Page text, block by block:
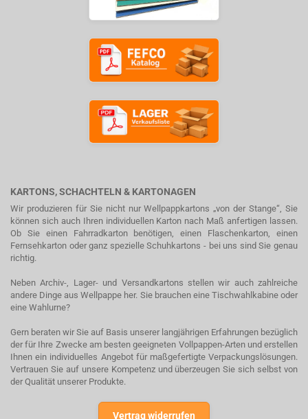
KARTONS, SCHACHTELN & KARTONAGEN
Wir produzieren für Sie nicht nur Wellpappkartons „von der Stange“, Sie
können sich auch Ihren individuellen Karton nach Maß anfertigen lassen.
Ob Sie einen Fahrradkarton benötigen, einen Flaschenkarton, einen
Fernsehkarton oder ganz spezielle Schuhkartons - bei uns sind Sie genau
richtig.
Neben Archiv-, Lager- und Versandkartons stellen wir auch zahlreiche
andere Dinge aus Wellpappe her. Sie brauchen eine Tischwahlkabine oder
eine Wahlurne?
Gern beraten wir Sie auf Basis unserer langjährigen Erfahrungen bezüglich
der für Ihre Zwecke am besten geeigneten Vollpappen-Arten und erstellen
Ihnen ein individuelles Angebot für maßgefertigte Verpackungslösungen.
Vertrauen Sie auf unsere Kompetenz und überzeugen Sie sich selbst von
der Qualität unserer Produkte.
Vertrag widerrufen